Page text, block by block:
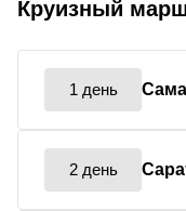
Круизный
1 день
2 день